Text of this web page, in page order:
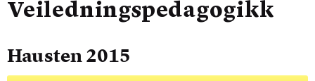
Veiledningspedagogikk
Hausten 2015